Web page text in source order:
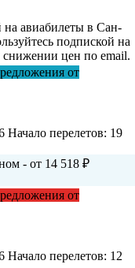
авиабилеты в Сан-
подпиской на
снижении цен по email.
от
Начало перелетов: 19
- от 14 518 ₽
от
Начало перелетов: 12